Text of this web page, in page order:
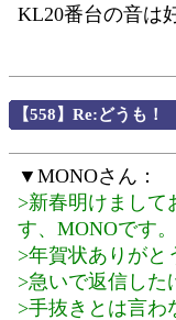
KL20番台の音は
【558】Re:どうも！
▼MONOさん：
>新春明けまして
す、MONOです。
>年賀状ありがと
>急いで返信した
>手抜きとは言